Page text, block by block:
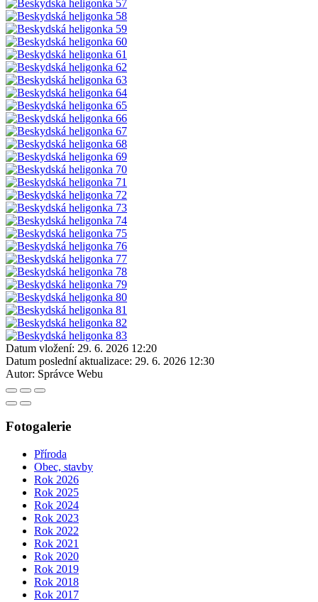
Datum vložení: 29. 6. 2026 12:20
Datum poslední aktualizace: 29. 6. 2026 12:30
Autor: Správce Webu
Fotogalerie
Příroda
Obec, stavby
Rok 2026
Rok 2025
Rok 2024
Rok 2023
Rok 2022
Rok 2021
Rok 2020
Rok 2019
Rok 2018
Rok 2017